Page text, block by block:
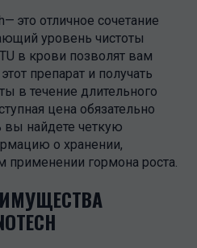
это отличное сочетание
уровень чистоты
в крови позволят вам
препарат и получать
в течение длительного
цена обязательно
вы найдете четкую
о хранении,
применении гормона роста.